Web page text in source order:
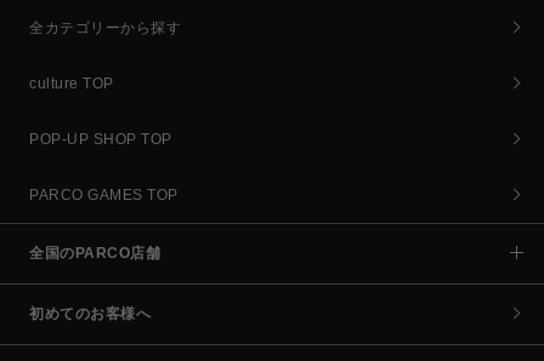
全カテゴリーから探す
culture TOP
POP-UP SHOP TOP
PARCO GAMES TOP
全国のPARCO店舗
初めてのお客様へ